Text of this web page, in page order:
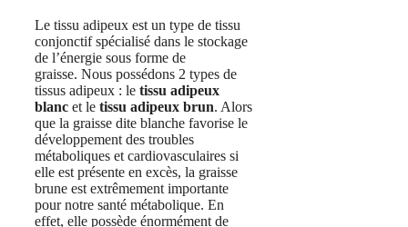
Le tissu adipeux est un type de tissu
conjonctif spécialisé dans le stockage
de l’énergie sous forme de
graisse. Nous possédons 2 types de
tissus adipeux : le tissu adipeux
blanc et le tissu adipeux brun. Alors
que la graisse dite blanche favorise le
développement des troubles
métaboliques et cardiovasculaires si
elle est présente en excès, la graisse
brune est extrêmement importante
pour notre santé métabolique. En
effet, elle possède énormément de